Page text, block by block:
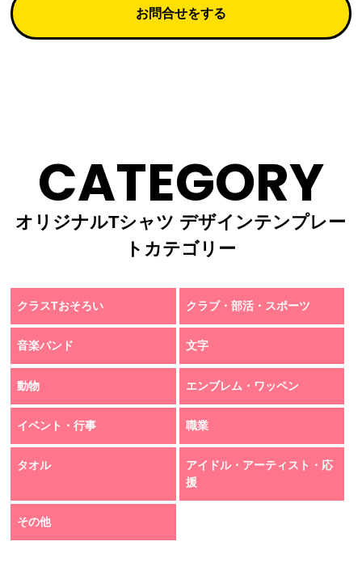
お問合せをする
CATEGORY
オリジナルTシャツ デザインテンプレー
トカテゴリー
クラスTおそろい クラブ・部活・スポーツ
音楽バンド 文字
動物 エンブレム・ワッペン
イベント・行事 職業
タオル
アイドル・アーティスト・応
援
その他